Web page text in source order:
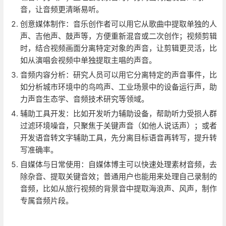
音，让音频更清晰易听。
创意媒体制作：音乐创作者可以用它从歌曲中提取单独的人
声、吉他声、鼓声等，方便重新混音或二次创作；视频剪辑
时，结合视频画面分离特定对象的声音，让剪辑更灵活，比
如从演唱会视频中单独提取主唱的声音。
音频内容分析：研究人员可以用它分离特定的声音事件，比
如分析城市环境中的鸟鸣声、工业场景中的设备运行声，助
力声音生态学、音频技术研究等领域。
辅助工具开发：比如开发听力辅助设备，帮助听力受损人群
过滤环境噪音，只聚焦于关键声音（如他人说话声）；或者
开发语音转文字辅助工具，先分离目标语音再转写，提升转
写准确率。
自媒体与日常使用：自媒体博主可以快速处理素材音频，去
除杂音、提取关键音效；普通用户也能用来处理自己录制的
音频，比如从旅行视频的背景音中提取海浪声、风声，制作
专属音频片段。